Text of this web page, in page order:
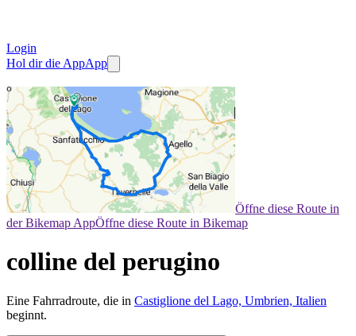
Login
Hol dir die AppApp
Öffne diese Route in
der Bikemap AppÖffne diese Route in Bikemap
colline del perugino
Eine Fahrradroute, die in Castiglione del Lago, Umbrien, Italien
beginnt.